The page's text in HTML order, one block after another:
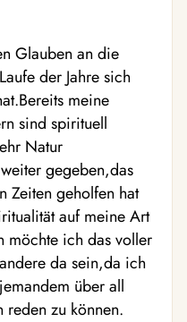
Glauben an die
der Jahre sich
meine
sind spirituell
Natur
gegeben,das
Zeiten geholfen hat
auf meine Art
möchte ich das voller
da sein,da ich
über all
reden zu können.